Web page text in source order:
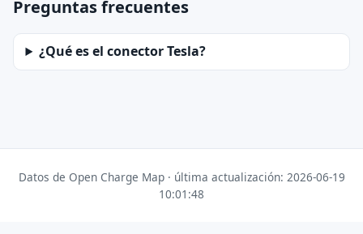
Preguntas frecuentes
¿Qué es el conector Tesla?
Datos de Open Charge Map · última actualización: 2026-06-19
10:01:48